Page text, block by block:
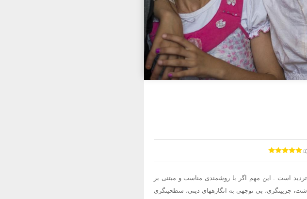
است . این مهم اگر با روشمندی مناسب و مبتنی بر
جزیینگری، بی توجهی به انگارههای دینی، سطحینگری